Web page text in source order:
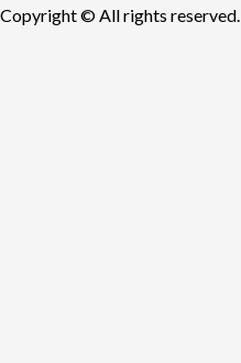
Copyright © All rights reserved.